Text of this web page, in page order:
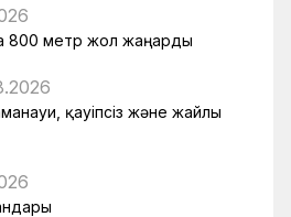
800 метр жол жаңарды
қауіпсіз және жайлы